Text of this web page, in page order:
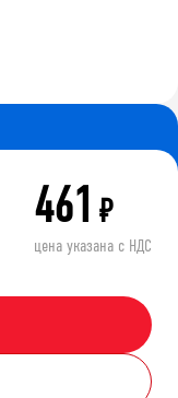
461 ₽
цена указана с НДС